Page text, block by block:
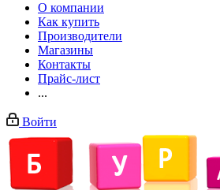
О компании
Как купить
Производители
Магазины
Контакты
Прайс-лист
...
Войти